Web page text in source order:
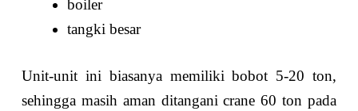
boiler
tangki besar
Unit-unit ini biasanya memiliki bobot 5-20 ton,
sehingga masih aman ditangani crane 60 ton pada